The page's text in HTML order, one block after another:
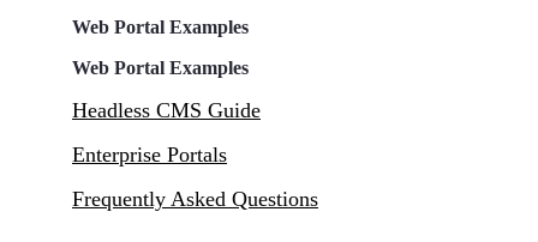
Web Portal Examples
Web Portal Examples
Headless CMS Guide
Enterprise Portals
Frequently Asked Questions